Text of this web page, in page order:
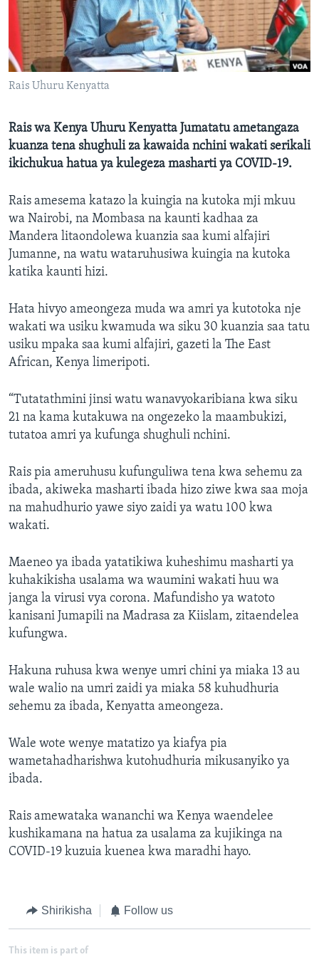
Rais Uhuru Kenyatta
Rais wa Kenya Uhuru Kenyatta Jumatatu ametangaza
kuanza tena shughuli za kawaida nchini wakati serikali
ikichukua hatua ya kulegeza masharti ya COVID-19.
Rais amesema katazo la kuingia na kutoka mji mkuu
wa Nairobi, na Mombasa na kaunti kadhaa za
Mandera litaondolewa kuanzia saa kumi alfajiri
Jumanne, na watu wataruhusiwa kuingia na kutoka
katika kaunti hizi.
Hata hivyo ameongeza muda wa amri ya kutotoka nje
wakati wa usiku kwamuda wa siku 30 kuanzia saa tatu
usiku mpaka saa kumi alfajiri, gazeti la The East
African, Kenya limeripoti.
“Tutatathmini jinsi watu wanavyokaribiana kwa siku
21 na kama kutakuwa na ongezeko la maambukizi,
tutatoa amri ya kufunga shughuli nchini.
Rais pia ameruhusu kufunguliwa tena kwa sehemu za
ibada, akiweka masharti ibada hizo ziwe kwa saa moja
na mahudhurio yawe siyo zaidi ya watu 100 kwa
wakati.
Maeneo ya ibada yatatikiwa kuheshimu masharti ya
kuhakikisha usalama wa waumini wakati huu wa
janga la virusi vya corona. Mafundisho ya watoto
kanisani Jumapili na Madrasa za Kiislam, zitaendelea
kufungwa.
Hakuna ruhusa kwa wenye umri chini ya miaka 13 au
wale walio na umri zaidi ya miaka 58 kuhudhuria
sehemu za ibada, Kenyatta ameongeza.
Wale wote wenye matatizo ya kiafya pia
wametahadharishwa kutohudhuria mikusanyiko ya
ibada.
Rais amewataka wananchi wa Kenya waendelee
kushikamana na hatua za usalama za kujikinga na
COVID-19 kuzuia kuenea kwa maradhi hayo.
Shirikisha Follow us
This item is part of